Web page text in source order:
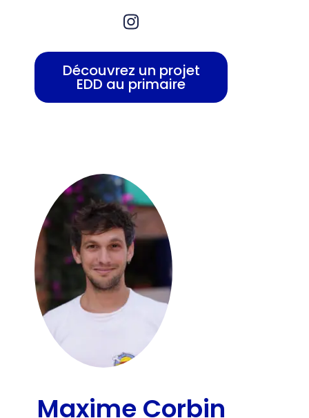
Découvrez un projet
EDD au primaire
Maxime Corbin